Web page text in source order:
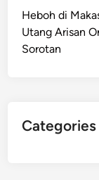
Heboh di
Utang Arisan
Sorotan
Categories